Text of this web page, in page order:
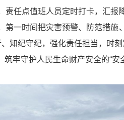
任点值班人员定时打卡，汇
一时间把灾害预警、防范措
知纪守纪，强化责任担当，时
牢守护人民生命财产安全的“安全